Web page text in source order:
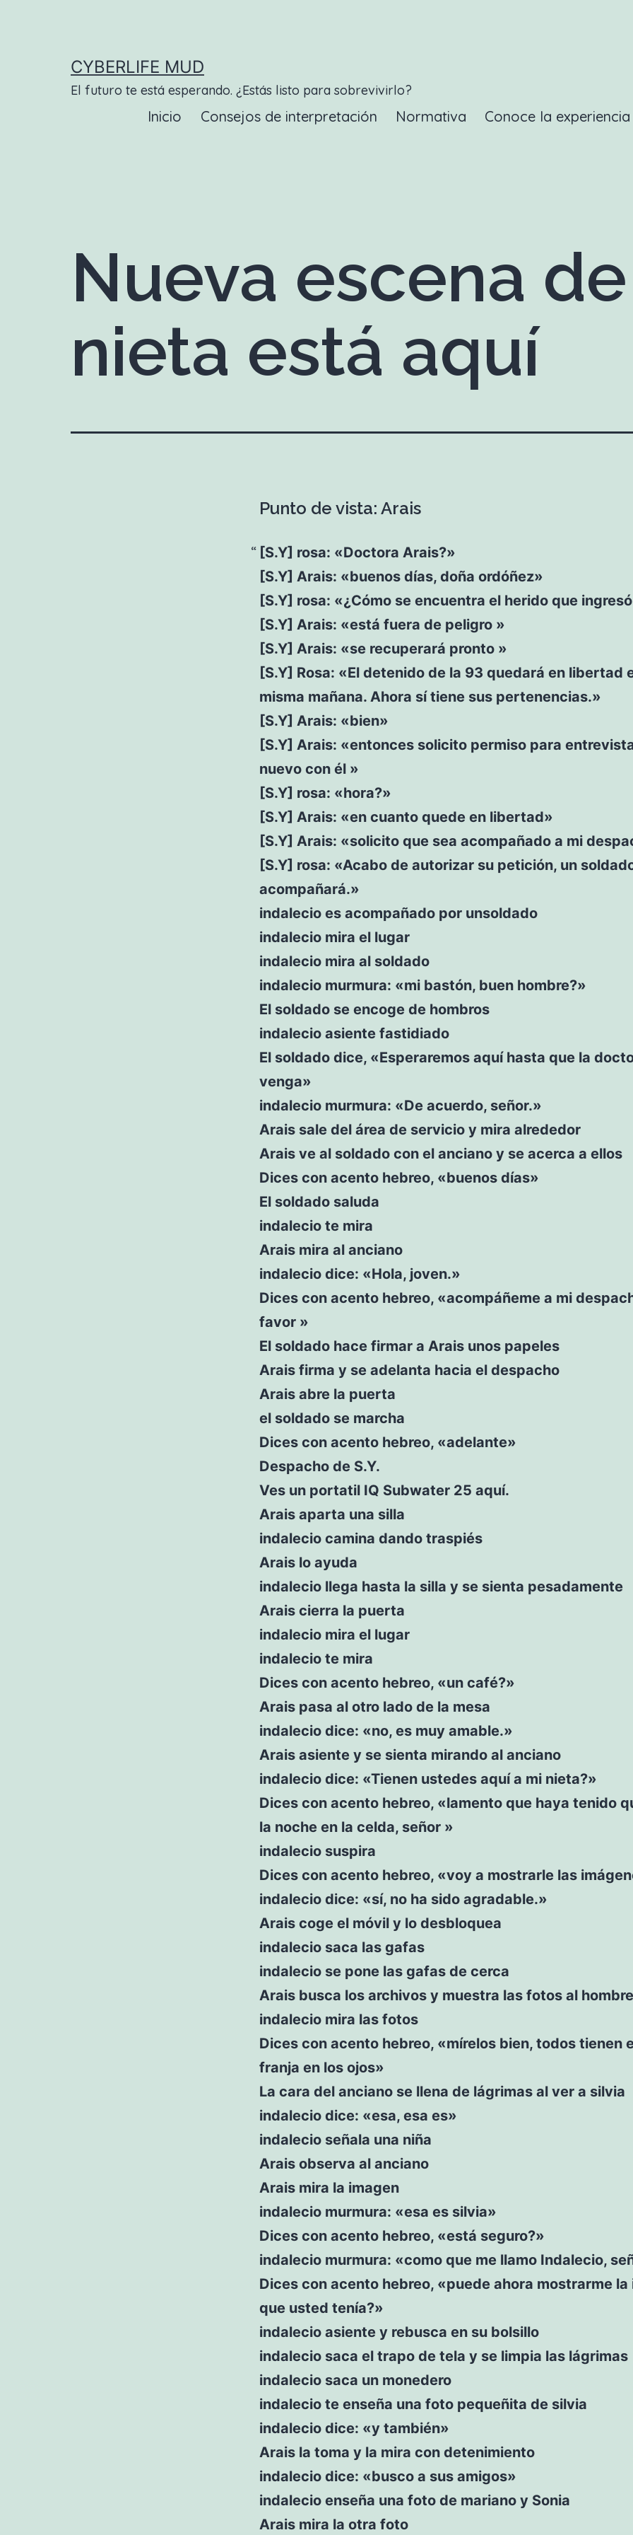
CYBERLIFE MUD
El futuro te está esperando. ¿Estás listo para sobrevivirlo?
Inicio Consejos de interpretación Normativa Conoce la
Nueva escena
nieta está aquí
Punto de vista: Arais
[S.Y] rosa: «Doctora Arais?»
[S.Y] Arais: «buenos días, doña ordóñez»
[S.Y] rosa: «¿Cómo se encuentra el herido que
[S.Y] Arais: «está fuera de peligro »
[S.Y] Arais: «se recuperará pronto »
[S.Y] Rosa: «El detenido de la 93 quedará en libertad
misma mañana. Ahora sí tiene sus pertenencias.»
[S.Y] Arais: «bien»
[S.Y] Arais: «entonces solicito permiso para
nuevo con él »
[S.Y] rosa: «hora?»
[S.Y] Arais: «en cuanto quede en libertad»
[S.Y] Arais: «solicito que sea acompañado a mi
[S.Y] rosa: «Acabo de autorizar su petición, un
acompañará.»
indalecio es acompañado por unsoldado
indalecio mira el lugar
indalecio mira al soldado
indalecio murmura: «mi bastón, buen hombre?»
El soldado se encoge de hombros
indalecio asiente fastidiado
El soldado dice, «Esperaremos aquí hasta que la
venga»
indalecio murmura: «De acuerdo, señor.»
Arais sale del área de servicio y mira alrededor
Arais ve al soldado con el anciano y se acerca a ellos
Dices con acento hebreo, «buenos días»
El soldado saluda
indalecio te mira
Arais mira al anciano
indalecio dice: «Hola, joven.»
Dices con acento hebreo, «acompáñeme a mi
favor »
El soldado hace firmar a Arais unos papeles
Arais firma y se adelanta hacia el despacho
Arais abre la puerta
el soldado se marcha
Dices con acento hebreo, «adelante»
Despacho de S.Y.
Ves un portatil IQ Subwater 25 aquí.
Arais aparta una silla
indalecio camina dando traspiés
Arais lo ayuda
indalecio llega hasta la silla y se sienta pesadamente
Arais cierra la puerta
indalecio mira el lugar
indalecio te mira
Dices con acento hebreo, «un café?»
Arais pasa al otro lado de la mesa
indalecio dice: «no, es muy amable.»
Arais asiente y se sienta mirando al anciano
indalecio dice: «Tienen ustedes aquí a mi nieta?»
Dices con acento hebreo, «lamento que haya tenido
la noche en la celda, señor »
indalecio suspira
Dices con acento hebreo, «voy a mostrarle las
indalecio dice: «sí, no ha sido agradable.»
Arais coge el móvil y lo desbloquea
indalecio saca las gafas
indalecio se pone las gafas de cerca
Arais busca los archivos y muestra las fotos al hombre
indalecio mira las fotos
Dices con acento hebreo, «mírelos bien, todos tienen
franja en los ojos»
La cara del anciano se llena de lágrimas al ver a silvia
indalecio dice: «esa, esa es»
indalecio señala una niña
Arais observa al anciano
Arais mira la imagen
indalecio murmura: «esa es silvia»
Dices con acento hebreo, «está seguro?»
indalecio murmura: «como que me llamo Indalecio,
Dices con acento hebreo, «puede ahora mostrarme la
que usted tenía?»
indalecio asiente y rebusca en su bolsillo
indalecio saca el trapo de tela y se limpia las lágrimas
indalecio saca un monedero
indalecio te enseña una foto pequeñita de silvia
indalecio dice: «y también»
Arais la toma y la mira con detenimiento
indalecio dice: «busco a sus amigos»
indalecio enseña una foto de mariano y Sonia
Arais mira la otra foto